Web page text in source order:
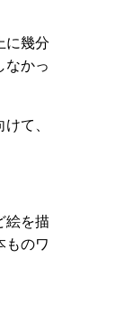
に幾分
なかっ
て、
絵を描
ものワ